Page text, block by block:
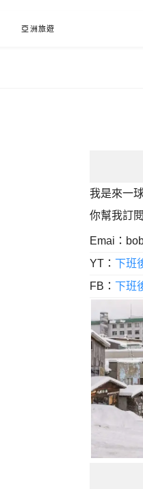
亞洲旅遊
我是來一
你幫我訂
Emai：
YT：下班
FB：下班